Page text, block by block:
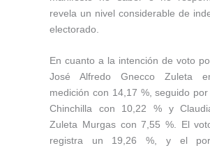
revela un nivel considerable de
electorado.
En cuanto a la intención de voto
José Alfredo Gnecco Zuleta
medición con 14,17 %, seguido
Chinchilla con 10,22 % y
Zuleta Murgas con 7,55 %. El
registra un 19,26 %, y el